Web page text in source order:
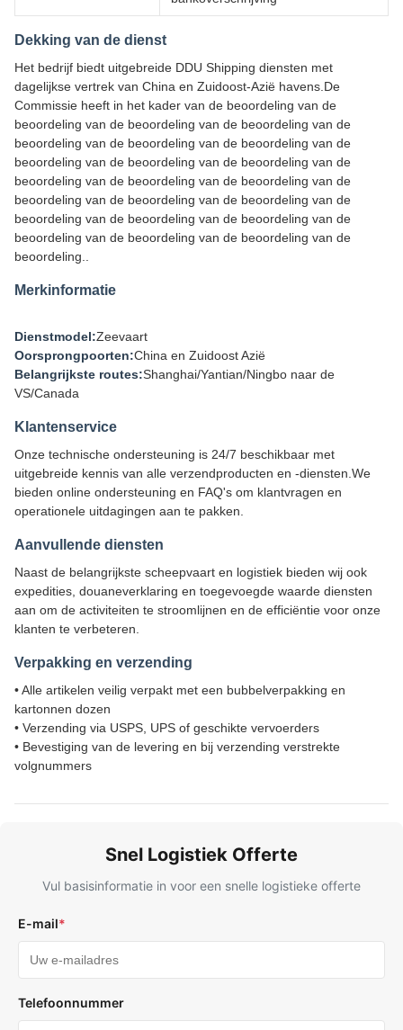
Dekking van de dienst
Het bedrijf biedt uitgebreide DDU Shipping diensten met
dagelijkse vertrek van China en Zuidoost-Azië havens.De
Commissie heeft in het kader van de beoordeling van de
beoordeling van de beoordeling van de beoordeling van de
beoordeling van de beoordeling van de beoordeling van de
beoordeling van de beoordeling van de beoordeling van de
beoordeling van de beoordeling van de beoordeling van de
beoordeling van de beoordeling van de beoordeling van de
beoordeling van de beoordeling van de beoordeling van de
beoordeling van de beoordeling van de beoordeling van de
beoordeling..
Merkinformatie
Dienstmodel:Zeevaart
Oorsprongpoorten:China en Zuidoost Azië
Belangrijkste routes:Shanghai/Yantian/Ningbo naar de
VS/Canada
Klantenservice
Onze technische ondersteuning is 24/7 beschikbaar met
uitgebreide kennis van alle verzendproducten en -diensten.We
bieden online ondersteuning en FAQ's om klantvragen en
operationele uitdagingen aan te pakken.
Aanvullende diensten
Naast de belangrijkste scheepvaart en logistiek bieden wij ook
expedities, douaneverklaring en toegevoegde waarde diensten
aan om de activiteiten te stroomlijnen en de efficiëntie voor onze
klanten te verbeteren.
Verpakking en verzending
• Alle artikelen veilig verpakt met een bubbelverpakking en
kartonnen dozen
• Verzending via USPS, UPS of geschikte vervoerders
• Bevestiging van de levering en bij verzending verstrekte
volgnummers
Snel Logistiek Offerte
Vul basisinformatie in voor een snelle logistieke offerte
E-mail*
Telefoonnummer